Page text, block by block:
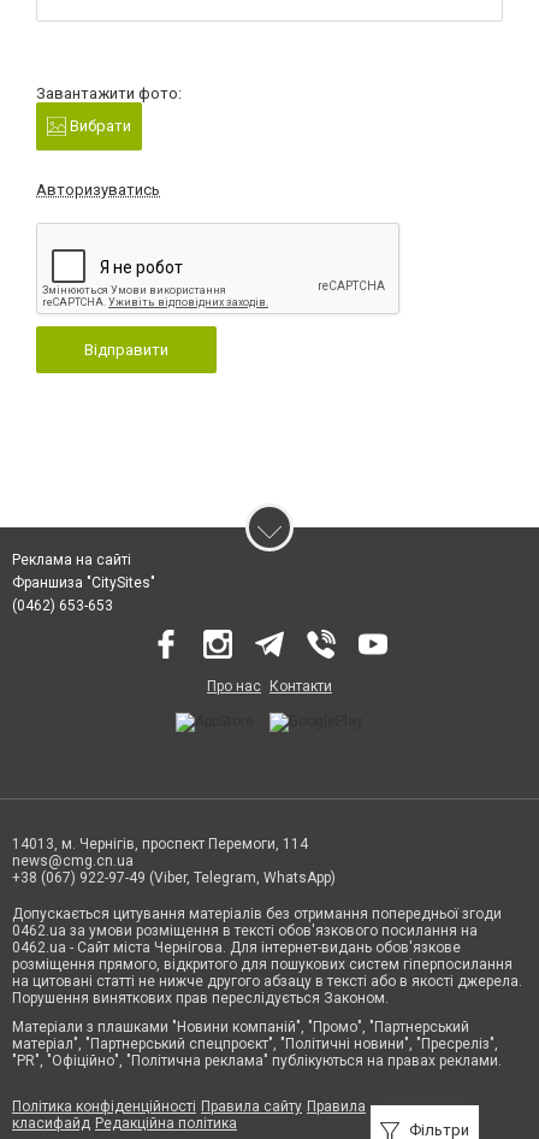
Завантажити фото:
Вибрати
Авторизуватись
Відправити
Фільтри
Реклама на сайті
Франшиза "CitySites"
(0462) 653-653
Про нас Контакти
14013, м. Чернігів, проспект Перемоги, 114
news@cmg.cn.ua
+38 (067) 922-97-49 (Viber, Telegram, WhatsApp)
Допускається цитування матеріалів без отримання попередньої згоди
0462.ua за умови розміщення в тексті обов'язкового посилання на
0462.ua - Сайт міста Чернігова. Для інтернет-видань обов'язкове
розміщення прямого, відкритого для пошукових систем гіперпосилання
на цитовані статті не нижче другого абзацу в тексті або в якості джерела.
Порушення виняткових прав переслідується Законом.
Матеріали з плашками "Новини компаній", "Промо", "Партнерський
матеріал", "Партнерський спецпроєкт", "Політичні новини", "Пресреліз",
"PR", "Офіційно", "Політична реклама" публікуються на правах реклами.
Політика конфіденційності Правила сайту Правила
класифайд Редакційна політика